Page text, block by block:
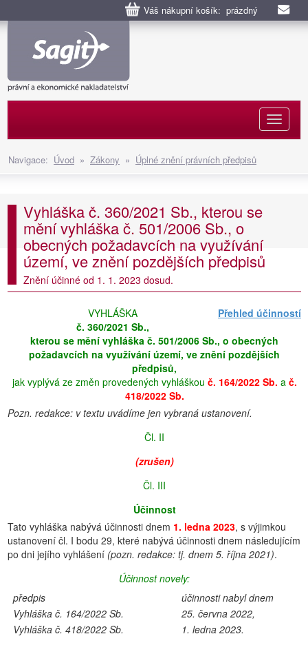
Váš nákupní košík: prázdný
Navigace: Úvod » Zákony » Úplné znění právních předpisů
Vyhláška č. 360/2021 Sb., kterou se
mění vyhláška č. 501/2006 Sb., o
obecných požadavcích na využívání
území, ve znění pozdějších předpisů
Znění účinné od 1. 1. 2023 dosud.
Přehled účinností
VYHLÁŠKA
č. 360/2021 Sb.,
kterou se mění vyhláška č. 501/2006 Sb., o obecných
požadavcích na využívání území, ve znění pozdějších
předpisů,
jak vyplývá ze změn provedených vyhláškou č. 164/2022 Sb. a č.
418/2022 Sb.
Pozn. redakce: v textu uvádíme jen vybraná ustanovení.
Čl. II
(zrušen)
Čl. III
Účinnost
Tato vyhláška nabývá účinnosti dnem 1. ledna 2023, s výjimkou
ustanovení čl. I bodu 29, které nabývá účinnosti dnem následujícím
po dni jejího vyhlášení (pozn. redakce: tj. dnem 5. října 2021).
Účinnost novely:
předpis
účinnosti nabyl dnem
Vyhláška č. 164/2022 Sb.
25. června 2022,
Vyhláška č. 418/2022 Sb.
1. ledna 2023.